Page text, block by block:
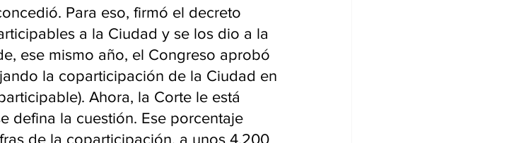
Para eso, firmó el decreto
a la Ciudad y se los dio a la
ese mismo año, el Congreso aprobó
la coparticipación de la Ciudad en
Ahora, la Corte le está
defina la cuestión. Ese porcentaje
de la coparticipación, a unos 4.200